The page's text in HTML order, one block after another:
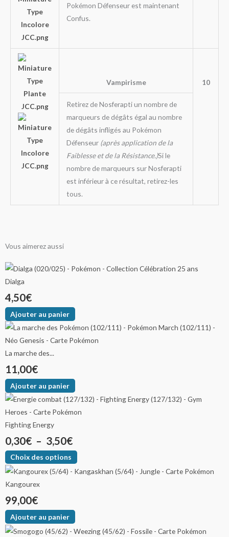
Pokémon Défenseur est maintenant
Confus.
Vampirisme 10
Retirez de Nosferapti un nombre de
marqueurs de dégâts égal au nombre
de dégâts infligés au Pokémon
Défenseur (après application de la
Faiblesse et de la Résistance.)Si le
nombre de marqueurs sur Nosferapti
est inférieur à ce résultat, retirez-les
tous.
Vous aimerez aussi
Dialga
4,50€
Ajouter au panier
La marche des...
11,00€
Ajouter au panier
Fighting Energy
0,30€ – 3,50€
Plage
prix :
0,30€
Choix des options
Ce
Les
options
sur
Kangourex
99,00€
Ajouter au panier
Plage
39,00€
Ce
Les
options
sur
Plage
prix :
0,20€
Ce
Les
options
sur